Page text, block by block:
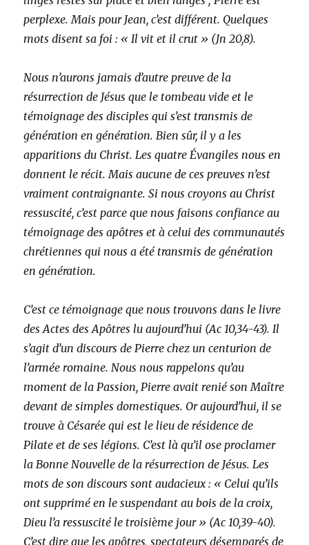
perplexe. Mais pour Jean, c’est différent. Quelques
mots disent sa foi : « Il vit et il crut » (Jn 20,8).
Nous n’aurons jamais d’autre preuve de la
résurrection de Jésus que le tombeau vide et le
témoignage des disciples qui s’est transmis de
génération en génération. Bien sûr, il y a les
apparitions du Christ. Les quatre Évangiles nous en
donnent le récit. Mais aucune de ces preuves n’est
vraiment contraignante. Si nous croyons au Christ
ressuscité, c’est parce que nous faisons confiance au
témoignage des apôtres et à celui des communautés
chrétiennes qui nous a été transmis de génération
en génération.
C’est ce témoignage que nous trouvons dans le livre
des Actes des Apôtres lu aujourd’hui (Ac 10,34-43). Il
s’agit d’un discours de Pierre chez un centurion de
l’armée romaine. Nous nous rappelons qu’au
moment de la Passion, Pierre avait renié son Maître
devant de simples domestiques. Or aujourd’hui, il se
trouve à Césarée qui est le lieu de résidence de
Pilate et de ses légions. C’est là qu’il ose proclamer
la Bonne Nouvelle de la résurrection de Jésus. Les
mots de son discours sont audacieux : « Celui qu’ils
ont supprimé en le suspendant au bois de la croix,
Dieu l’a ressuscité le troisième jour » (Ac 10,39-40).
C’est dire que les apôtres, spectateurs désemparés de